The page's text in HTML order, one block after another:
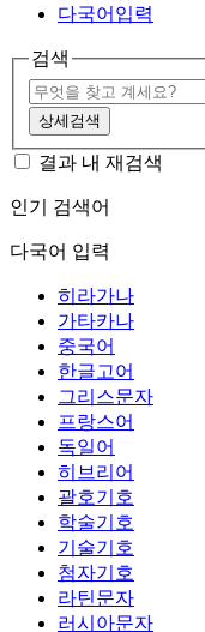
다국어입력
검색
상세검색
결과 내 재검색
인기 검색어
다국어 입력
히라가나
가타카나
중국어
한글고어
그리스문자
프랑스어
독일어
히브리어
괄호기호
학술기호
기술기호
첨자기호
라틴문자
러시아문자